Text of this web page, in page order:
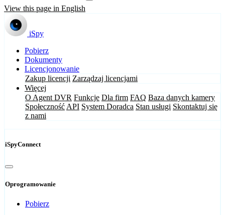
View this page in English
iSpy
Pobierz
Dokumenty
Licencjonowanie
Zakup licencji Zarządzaj licencjami
Więcej
O Agent DVR Funkcje Dla firm FAQ Baza danych kamery
Społeczność API System Doradca Stan usługi Skontaktuj się
z nami
iSpyConnect
Oprogramowanie
Pobierz